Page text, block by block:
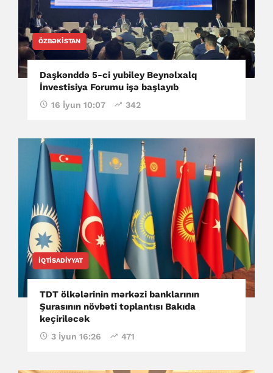
ÖZBƏKISTAN
Daşkənddə 5-ci yubiley Beynəlxalq
İnvestisiya Forumu işə başlayıb
16 İyun 10:07 342
İQTISADIYYAT
TDT ölkələrinin mərkəzi banklarının
Şurasının növbəti toplantısı Bakıda
keçiriləcək
3 İyun 16:26 471